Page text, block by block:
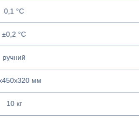
0,1 °C
±0,2 °C
ручний
мм
10 кг